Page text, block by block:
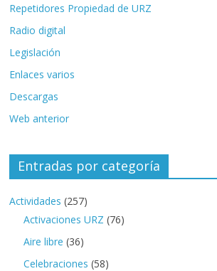
Repetidores Propiedad de URZ
Radio digital
Legislación
Enlaces varios
Descargas
Web anterior
Entradas por categoría
Actividades (257)
Activaciones URZ (76)
Aire libre (36)
Celebraciones (58)